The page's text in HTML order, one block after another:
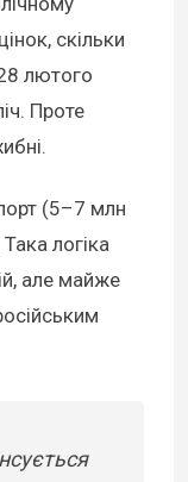
скільки
лютого
Проте
(5–7 млн
логіка
але майже